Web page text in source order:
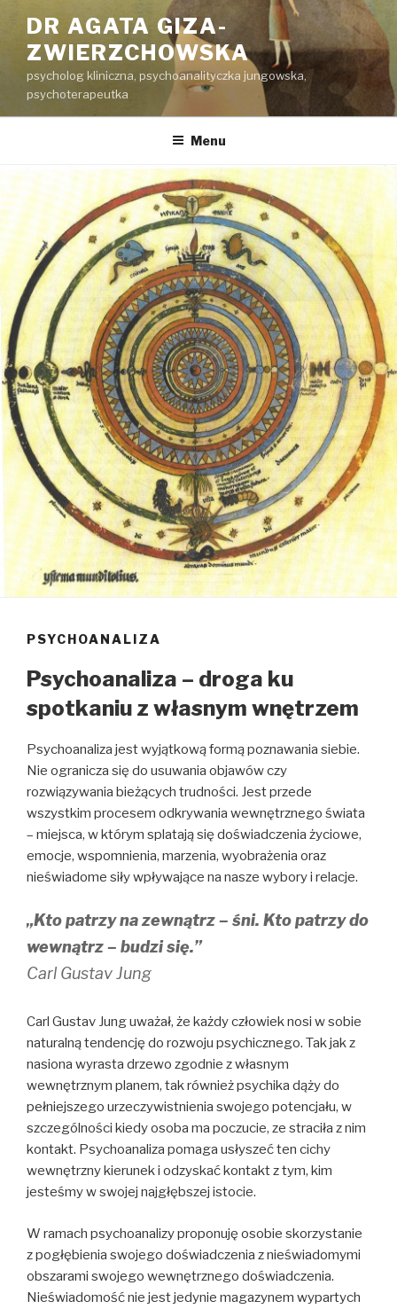
treści
DR AGATA GIZA-
ZWIERZCHOWSKA
psycholog kliniczna, psychoanalityczka jungowska,
psychoterapeutka
Menu
PSYCHOANALIZA
Psychoanaliza – droga ku
spotkaniu z własnym wnętrzem
Psychoanaliza jest wyjątkową formą poznawania siebie.
Nie ogranicza się do usuwania objawów czy
rozwiązywania bieżących trudności. Jest przede
wszystkim procesem odkrywania wewnętrznego świata
– miejsca, w którym splatają się doświadczenia życiowe,
emocje, wspomnienia, marzenia, wyobrażenia oraz
nieświadome siły wpływające na nasze wybory i relacje.
„Kto patrzy na zewnątrz – śni. Kto patrzy do
wewnątrz – budzi się.”
Carl Gustav Jung
Carl Gustav Jung uważał, że każdy człowiek nosi w sobie
naturalną tendencję do rozwoju psychicznego. Tak jak z
nasiona wyrasta drzewo zgodnie z własnym
wewnętrznym planem, tak również psychika dąży do
pełniejszego urzeczywistnienia swojego potencjału, w
szczególności kiedy osoba ma poczucie, ze straciła z nim
kontakt. Psychoanaliza pomaga usłyszeć ten cichy
wewnętrzny kierunek i odzyskać kontakt z tym, kim
jesteśmy w swojej najgłębszej istocie.
W ramach psychoanalizy proponuję osobie skorzystanie
z pogłębienia swojego doświadczenia z nieświadomymi
obszarami swojego wewnętrznego doświadczenia.
Nieświadomość nie jest jedynie magazynem wypartych